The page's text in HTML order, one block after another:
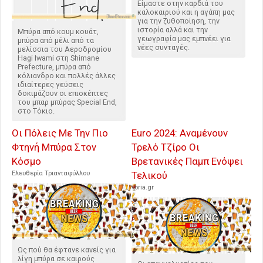
Μπύρα από κουμ κουάτ,
μπύρα από μέλι από τα
μελίσσια του Αεροδρομίου
Hagi Iwami στη Shimane
Prefecture, μπύρα από
κόλιανδρο και πολλές άλλες
ιδιαίτερες γεύσεις
δοκιμάζουν οι επισκέπτες
του μπαρ μπύρας Special End,
στο Τόκιο.
Είμαστε στην καρδιά του
καλοκαιριού και η αγάπη μας
για την ζυθοποίηση, την
ιστορία αλλά και την
γεωγραφία μας εμπνέει για
νέες συνταγές.
Οι Πόλεις Με Την Πιο
Φτηνή Μπύρα Στον
Κόσμο
Ελευθερία Τριανταφύλλου
Ως πού θα έφτανε κανείς για
λίγη μπύρα σε καιρούς
Euro 2024: Αναμένουν
Τρελό Τζίρο Οι
Βρετανικές Παμπ Ενόψει
Τελικού
voria.gr